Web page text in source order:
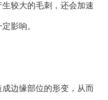
较大的毛刺，还会加速
影响。
边缘部位的形变，从而